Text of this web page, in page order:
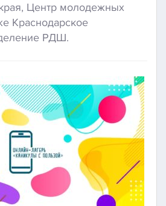
Центр молодежных
Краснодарское
РДШ.